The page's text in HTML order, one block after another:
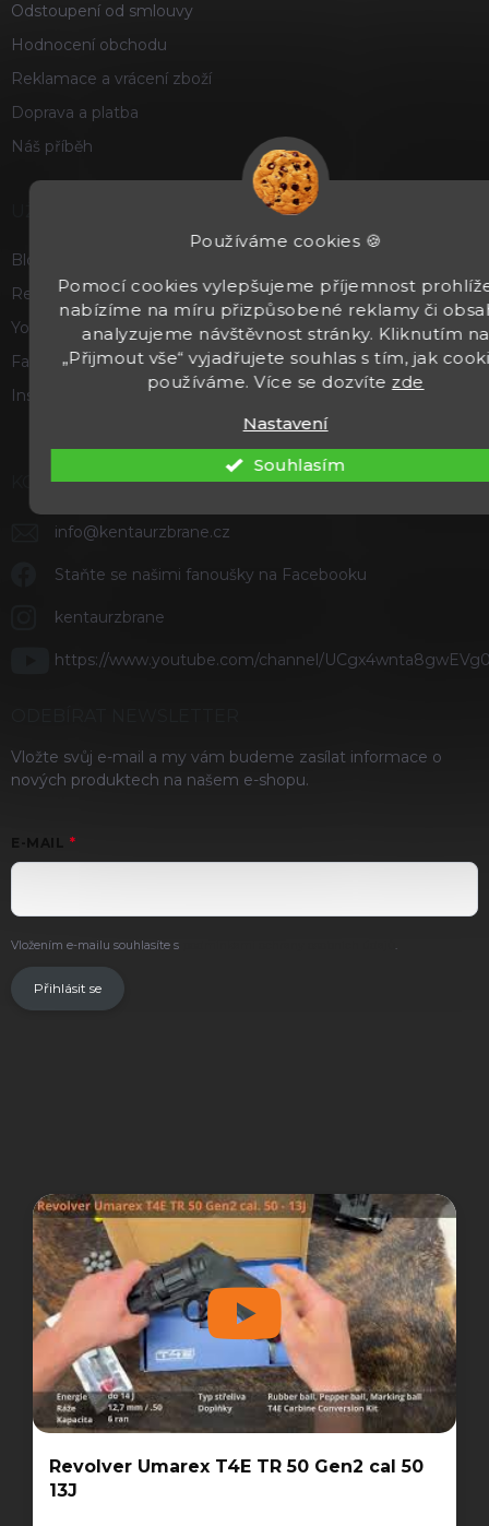
Používáme cookies 🍪
Pomocí cookies vylepšujeme příjemnost
nabízíme na míru přizpůsobené reklamy či
analyzujeme návštěvnost stránky. Kliknutím na
„Přijmout vše“ vyjadřujete souhlas s tím, jak
používáme. Více se dozvíte zde
Nastavení
Souhlasím
Odstoupení od smlouvy
Hodnocení obchodu
Reklamace a vrácení zboží
Doprava a platba
Náš příběh
Blog
Recenze a hodnocení
Youtube
Facebook
Instagram
KONTAKT
info@kentaurzbrane.cz
Staňte se našimi fanoušky na Facebooku
kentaurzbrane
https://www.youtube.com/channel/
Vložte svůj e-mail a my vám budeme zasílat informace o
nových produktech na našem e-shopu.
Vložením e-mailu souhlasíte s .
Přihlásit se
Revolver Umarex T4E TR 50 Gen2 cal 50
13J